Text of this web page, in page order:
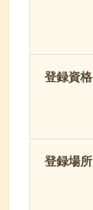
登録資格
登録場所